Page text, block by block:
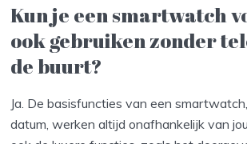
Kun je een smartwatch
ook gebruiken zonder
de buurt?
Ja. De basisfuncties van een
datum, werken altijd onafhankelijk van